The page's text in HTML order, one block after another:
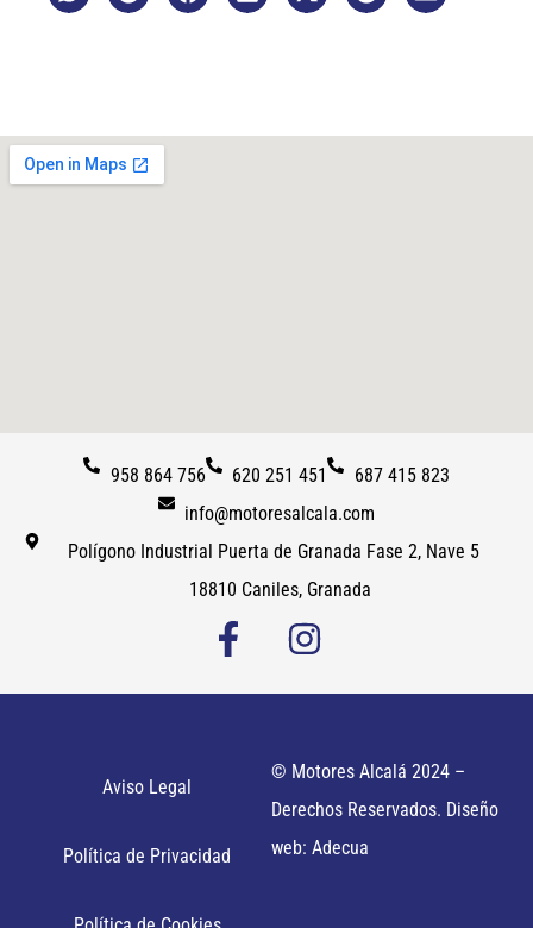
958 864 756 620 251 451
687 415 823
info@motoresalcala.com
Polígono Industrial Puerta de Granada Fase 2, Nave 5
18810 Caniles, Granada
Aviso Legal
Política de Privacidad
© Motores Alcalá 2024 –
Derechos Reservados. Diseño
web: Adecua